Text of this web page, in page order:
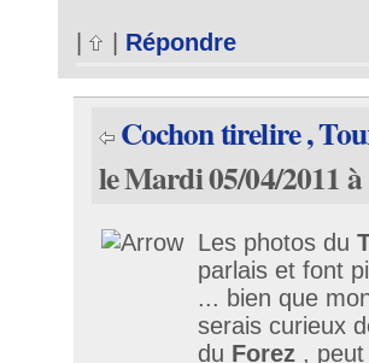
Répondre
Cochon tirelire ,
le Mardi 05/04/2011 à
Les photos du
parlais et font
... bien que
serais curieux
du Forez, peut